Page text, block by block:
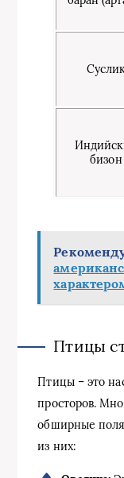
бизон
Птицы
Птицы – это
просторов.
обширные
из них: